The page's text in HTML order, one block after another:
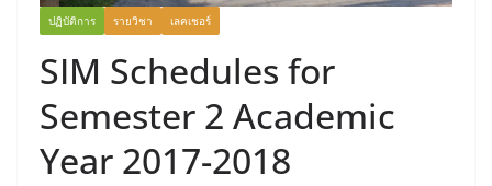
ปฏิบัติการ รายวิชา เลคเชอร์
SIM Schedules for
Semester 2 Academic
Year 2017-2018